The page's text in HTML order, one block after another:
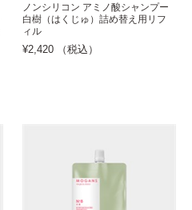
ノンシリコン アミノ酸シャンプー
白樹（はくじゅ）詰め替え用リフ
ィル
¥2,420 （税込）